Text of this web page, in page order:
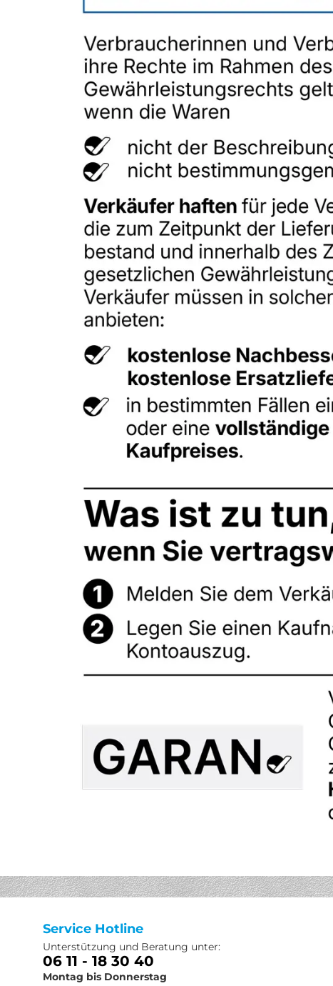
Service Hotline
Unterstützung und Beratung unter:
06 11 - 18 30 40
Montag bis Donnerstag